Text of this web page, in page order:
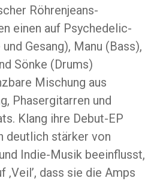
Röhrenjeans-
einen auf Psychedelic-
Gesang), Manu (Bass),
Sönke (Drums)
Mischung aus
Phasergitarren und
Klang ihre Debut-EP
deutlich stärker von
Indie-Musik beeinflusst,
‚Veil’, dass sie die Amps